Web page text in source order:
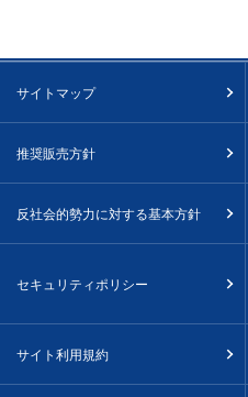
サイトマップ
推奨販売方針
反社会的勢力に対する基本方針
セキュリティポリシー
サイト利用規約